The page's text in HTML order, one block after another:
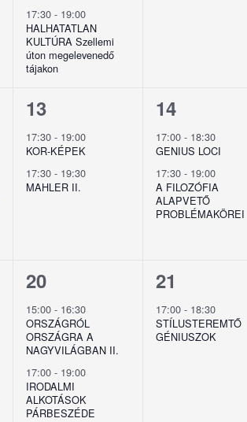
17:30 - 19:00
HALHATATLAN
KULTÚRA Szellemi
úton megelevenedő
tájakon
2
esemény,
13
17:30 - 19:00
KOR-KÉPEK
17:30 - 19:30
MAHLER II.
2
esemény,
14
17:00 - 18:30
GENIUS LOCI
17:30 - 19:00
A FILOZÓFIA
ALAPVETŐ
PROBLÉMAKÖREI
2
esemény,
20
15:00 - 16:30
ORSZÁGRÓL
ORSZÁGRA A
NAGYVILÁGBAN II.
17:00 - 19:00
IRODALMI
ALKOTÁSOK
PÁRBESZÉDE
1
esemény,
21
17:00 - 18:30
STÍLUSTEREMTŐ
GÉNIUSZOK